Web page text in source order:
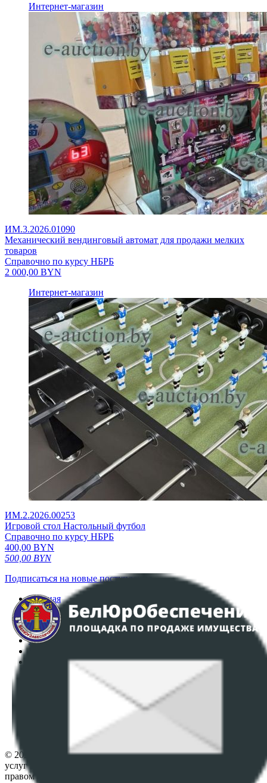
Интернет-магазин
ИМ.3.2026.01090
Механический вендинговый автомат для продажи мелких
товаров
Справочно по курсу НБРБ
2 000,00 BYN
Интернет-магазин
ИМ.2.2026.00253
Игровой стол Настольный футбол
Справочно по курсу НБРБ
400,00 BYN
500,00 BYN
Подписаться на новые поступления
Главная
Аукционы
Интернет-магазин
Регламент организации и проведения торгов
Политика в отношении обработки персональных
ПОЛОЖЕНИЕ О ПОЛИТИКЕ ОБРАБОТКИ COOKIE-
Настройки cookie-файлов
© 2026 Республиканское унитарное предприятие по оказанию
услуг "БелЮрОбеспечение" - Все права защищены авторским
правом